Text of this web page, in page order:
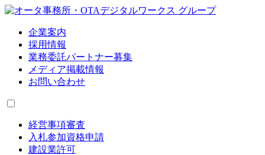
企業案内
採用情報
業務委託パートナー募集
メディア掲載情報
お問い合わせ
経営事項審査
入札参加資格申請
建設業許可